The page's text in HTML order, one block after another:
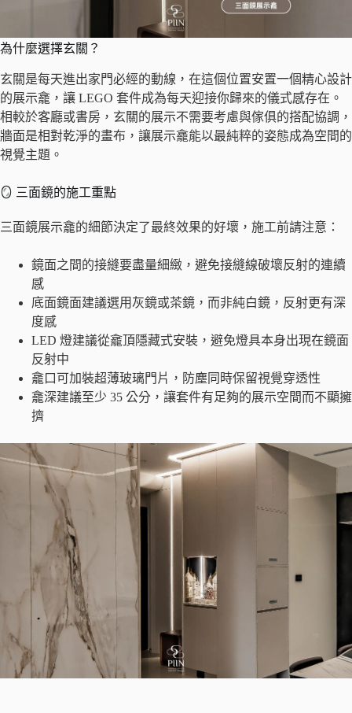
為什麼選擇玄關？
玄關是每天進出家門必經的動線，在這個位置安置一個精心設計
的展示龕，讓 LEGO 套件成為每天迎接你歸來的儀式感存在。
相較於客廳或書房，玄關的展示不需要考慮與傢俱的搭配協調，
牆面是相對乾淨的畫布，讓展示龕能以最純粹的姿態成為空間的
視覺主題。
🪞 三面鏡的施工重點
三面鏡展示龕的細節決定了最終效果的好壞，施工前請注意：
鏡面之間的接縫要盡量細緻，避免接縫線破壞反射的連續
感
底面鏡面建議選用灰鏡或茶鏡，而非純白鏡，反射更有深
度感
LED 燈建議從龕頂隱藏式安裝，避免燈具本身出現在鏡面
反射中
龕口可加裝超薄玻璃門片，防塵同時保留視覺穿透性
龕深建議至少 35 公分，讓套件有足夠的展示空間而不顯擁
擠